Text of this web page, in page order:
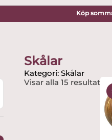
Köp
Skålar
Kategori: Skålar
Visar alla 15 resultat